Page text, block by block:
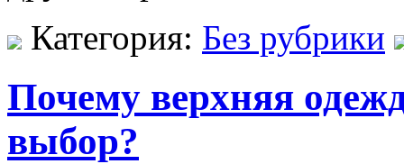
Категория: Без рубрики
Почему верхняя
выбор?